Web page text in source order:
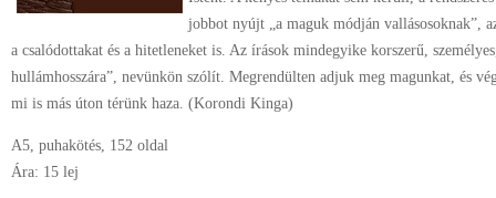
jobbot nyújt „a maguk módján vallásosoknak”,
a csalódottakat és a hitetleneket is. Az írások mindegyike korszerű,
hullámhosszára”, nevünkön szólít. Megrendülten adjuk meg magunkat, és
mi is más úton térünk haza. (Korondi Kinga)
A5, puhakötés, 152 oldal
Ára: 15 lej